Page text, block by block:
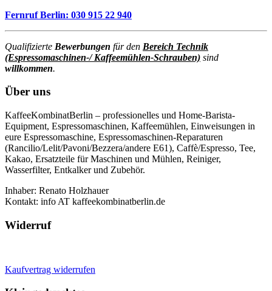
Fernruf Berlin: 030 915 22 940
Qualifizierte Bewerbungen für den Bereich Technik
(Espressomaschinen-/ Kaffeemühlen-Schrauben) sind
willkommen.
Über uns
KaffeeKombinatBerlin – professionelles und Home-Barista-
Equipment, Espressomaschinen, Kaffeemühlen, Einweisungen in
eure Espressomaschine, Espressomaschinen-Reparaturen
(Rancilio/Lelit/Pavoni/Bezzera/andere E61), Caffè/Espresso, Tee,
Kakao, Ersatzteile für Maschinen und Mühlen, Reiniger,
Wasserfilter, Entkalker und Zubehör.
Inhaber: Renato Holzhauer
Kontakt: info AT kaffeekombinatberlin.de
Widerruf
Kaufvertrag widerrufen